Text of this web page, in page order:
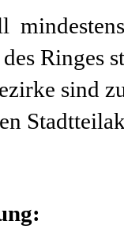
mindestens
Ringes
sind
: